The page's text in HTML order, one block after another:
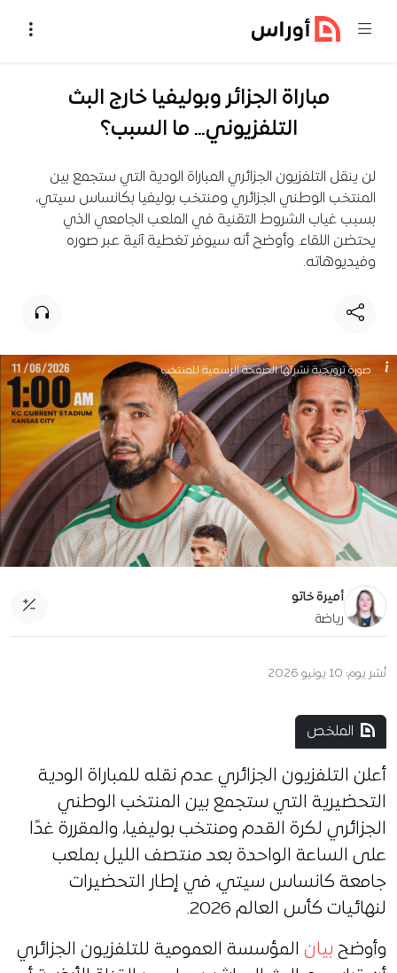
مباراة الجزائر وبوليفيا خارج البث
التلفزيوني… ما السبب؟
لن ينقل التلفزيون الجزائري المباراة الودية التي ستجمع بين
المنتخب الوطني الجزائري ومنتخب بوليفيا بكانساس سيتي،
بسبب غياب الشروط التقنية في الملعب الجامعي الذي
يحتضن اللقاء. وأوضح أنه سيوفر تغطية آنية عبر صوره
وفيديوهاته.
صورة ترويجية نشرتها الصفحة الرسمية للمنتخب
أميرة خاتو
رياضة
نُشر يوم: 10 يونيو 2026
الملخص
أعلن التلفزيون الجزائري عدم نقله للمباراة الودية
التحضيرية التي ستجمع بين المنتخب الوطني
الجزائري لكرة القدم ومنتخب بوليفيا، والمقررة غدًا
على الساعة الواحدة بعد منتصف الليل بملعب
جامعة كانساس سيتي، في إطار التحضيرات
لنهائيات كأس العالم 2026.
وأوضح بيان المؤسسة العمومية للتلفزيون الجزائري